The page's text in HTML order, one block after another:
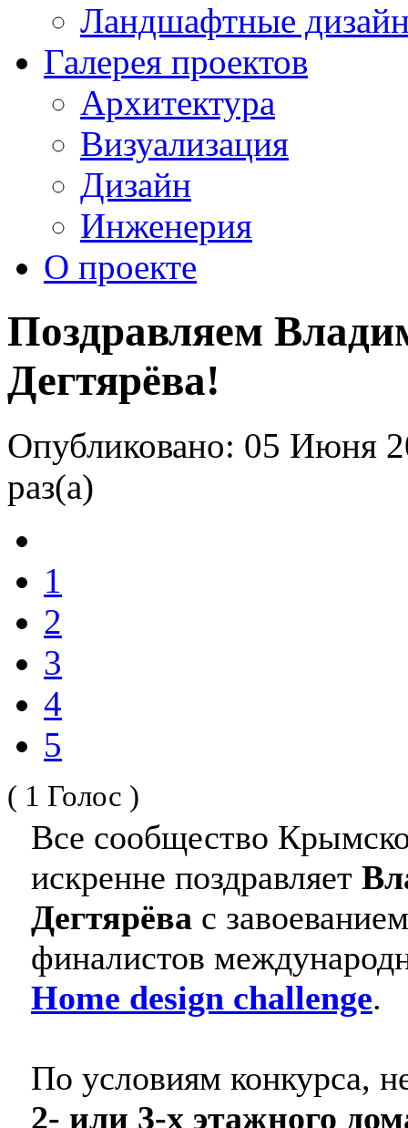
Ландшафтные
Галерея проектов
Архитектура
Визуализация
Дизайн
Инженерия
О проекте
Поздравляем
Дегтярёва!
Опубликовано: 05 Июня
раз(а)
1
2
3
4
5
( 1 Голос )
Все сообщество
искренне поздравляет
Дегтярёва с
финалистов
Home design challenge.
По условиям конкурса,
2- или 3-х этажного